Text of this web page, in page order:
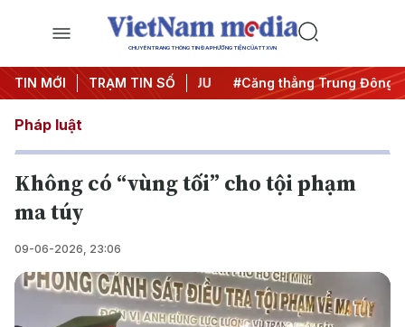
CHUYÊN TRANG THÔNG TIN ĐA PHƯƠNG TIỆN CỦA TTXVN
TIN MỚI TRẠM TIN SỐ
đêm #Chống khai thác IUU #Căng thẳng Trung Đông
Pháp luật
Không có “vùng tối” cho tội phạm
ma túy
09-06-2026, 23:06